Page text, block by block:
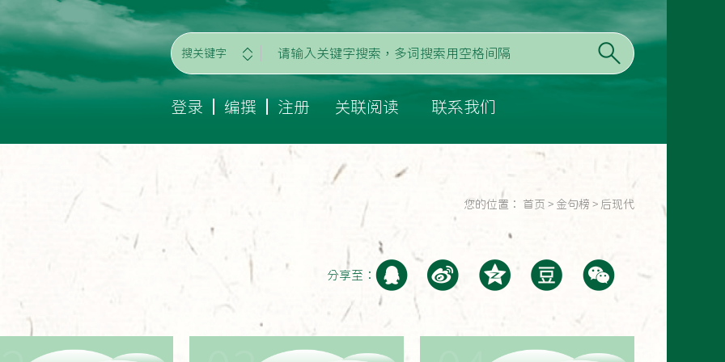
搜关键字
登录 编撰 注册 关联阅读 联系我们
您的位置： 首页 > 金句榜 > 后现代
分享至：